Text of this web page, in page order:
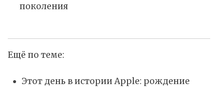
поколения
Ещё по теме:
Этот день в истории Apple: рождение